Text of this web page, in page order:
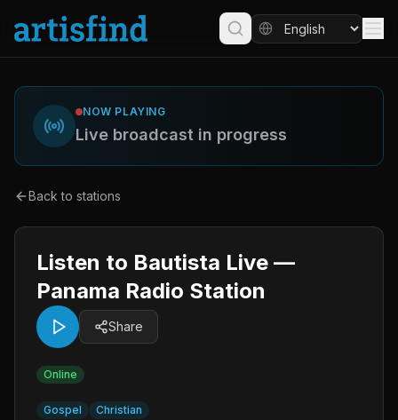
NOW PLAYING
Live broadcast in progress
Back to stations
Listen to Bautista Live —
Panama Radio Station
Share
Online
Gospel Christian